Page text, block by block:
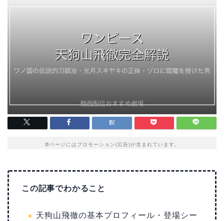
本ページにはプロモーション(広告)が含まれています。
この記事でわかること
天狗山飛徹の基本プロフィール・登場シー